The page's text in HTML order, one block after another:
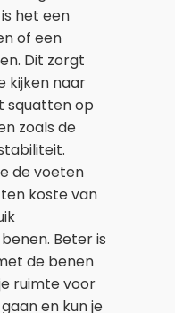
het een
of een
Dit zorgt
kijken naar
squatten op
zoals de
de voeten
koste van
Beter is
de benen
ruimte voor
en kun je